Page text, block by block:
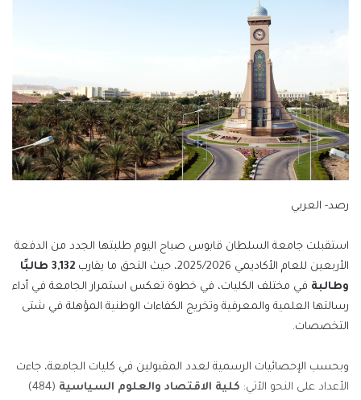
رصد- العربي
استقبلت جامعة السلطان قابوس صباح اليوم طلبتها الجدد من الدفعة
الأربعين للعام الأكاديمي 2025/2026، حيث التحق ما يقارب
3,132 طالبًا
وطالبة في مختلف الكليات، في خطوة تعكس استمرار الجامعة في أداء
رسالتها العلمية والمعرفية وتخريج الكفاءات الوطنية المؤهلة في شتى
التخصصات.
وبحسب الإحصائيات الرسمية لعدد المقبولين في كليات الجامعة، جاءت
الأعداد على النحو الآتي: كلية الاقتصاد والعلوم السياسية
(484)